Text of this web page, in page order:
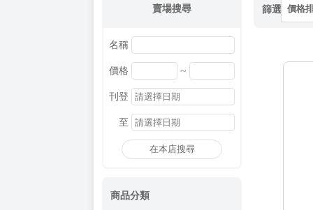
賣場搜尋
名稱
價格 ~
刊登
至
在本店搜尋
商品分類
篩選 價格